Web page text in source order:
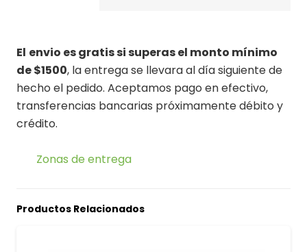
El envio es gratis si superas el monto mínimo
de $1500, la entrega se llevara al día siguiente de
hecho el pedido. Aceptamos pago en efectivo,
transferencias bancarias próximamente débito y
crédito.
Zonas de entrega
Productos Relacionados